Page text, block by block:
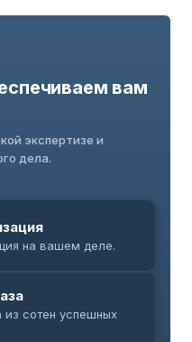
вам
экспертизе и
дела.
на вашем деле.
из сотен успешных